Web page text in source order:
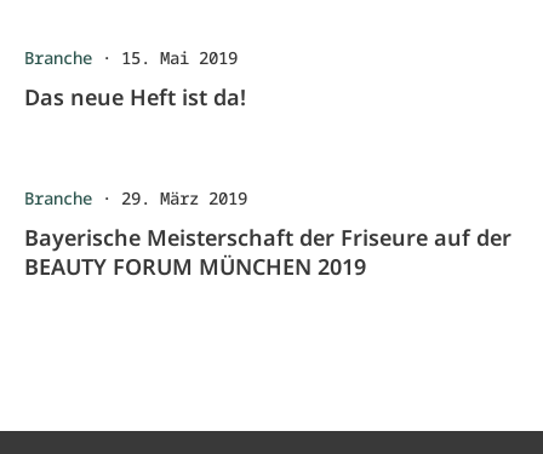
Branche · 15. Mai 2019
Das neue Heft ist da!
Branche · 29. März 2019
Bayerische Meisterschaft der Friseure auf der
BEAUTY FORUM MÜNCHEN 2019